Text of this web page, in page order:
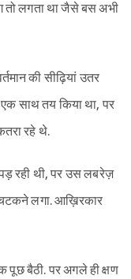
तो लगता था जैसे बस अभी
की सीढ़ियां उतर
साथ तय किया था, पर
रहे थे.
रही थी, पर उस लबरेज़
लगा. आख़िरकार
पूछ बैठी. पर अगले ही क्षण